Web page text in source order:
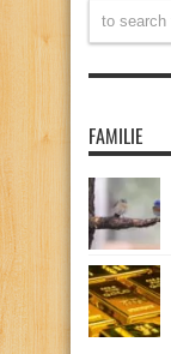
FAMILIE